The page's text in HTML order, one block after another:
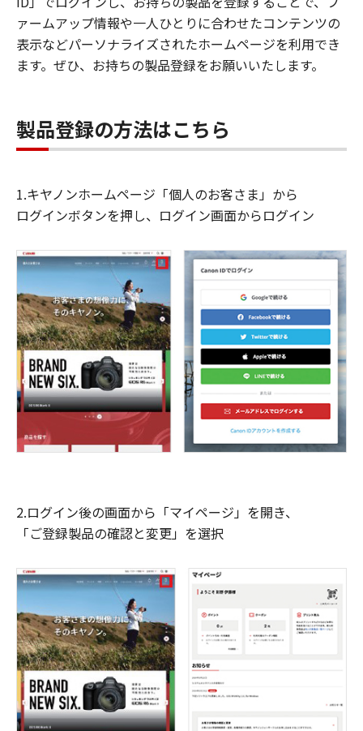
ァームアップ情報や一人ひとりに合わせたコンテンツの
表示などパーソナライズされたホームページを利用でき
ます。ぜひ、お持ちの製品登録をお願いいたします。
製品登録の方法はこちら
1.キヤノンホームページ「個人のお客さま」から
ログインボタンを押し、ログイン画面からログイン
2.ログイン後の画面から「マイページ」を開き、
「ご登録製品の確認と変更」を選択